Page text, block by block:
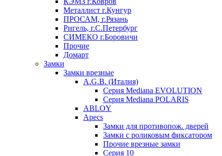
Металлист г.Кунгур
ПРОСАМ, г.Рязань
Ригель, г.С.Петербург
СИМЕКО г.Боровичи
Прочие
Домарт
Замки
Замки врезные
A.G.B. (Италия)
Серия Mediana EVOLUTION
Серия Mediana POLARIS
ABLOY
Apecs
Замки для противопож. дверей
Замки с роликовым фиксатором
Прочие врезные замки
Серия 10